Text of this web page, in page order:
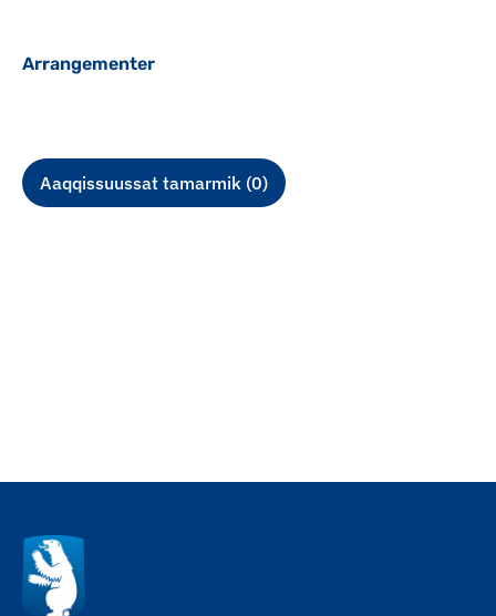
Arrangementer
Aaqqissuussat tamarmik (0)